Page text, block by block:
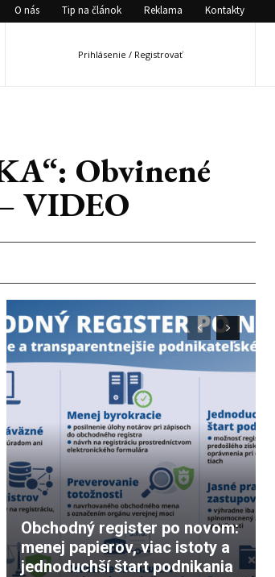
O nás Tip na článok Reklama Kontakty
Prihlásenie / Registrovať
Obvinené
VIDEO
Obchodný register po novom:
menej papierov, viac istoty a
jednoduchší štart podnikania